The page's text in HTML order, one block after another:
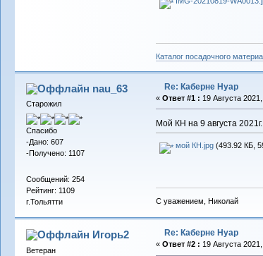
Каталог посадочного
nau_63
Старожил
Спасибо
-Дано: 607
-Получено: 1107
Сообщений: 254
Рейтинг: 1109
г.Тольятти
Re: Каберне Нуар
« Ответ #1 : 19 Августа
Мой КН на 9 августа
мой КН.jpg(493.92 КБ,
С уважением, Николай
Игорь2
Ветеран
Re: Каберне Нуар
« Ответ #2 : 19 Августа